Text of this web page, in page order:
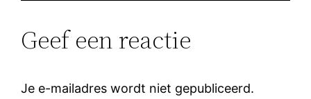
Geef een reactie
Je e-mailadres wordt niet gepubliceerd.